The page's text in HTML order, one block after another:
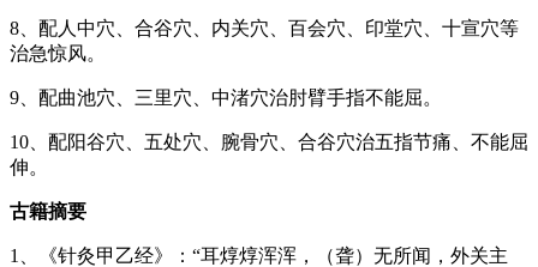
8、配人中穴、合谷穴、内关穴、百会穴、印堂穴、十宣穴等
治急惊风。
9、配曲池穴、三里穴、中渚穴治肘臂手指不能屈。
10、配阳谷穴、五处穴、腕骨穴、合谷穴治五指节痛、不能屈
伸。
古籍摘要
1、《针灸甲乙经》：“耳焞焞浑浑，（聋）无所闻，外关主